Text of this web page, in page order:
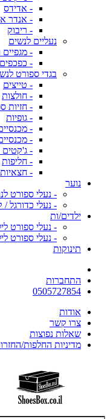
- אדידס
- אנדר
- ריבוק
נעליים לנשים
- מגפיים
-
בגדי ספורט
- טייצים
- חולצות
- חזיות
- גופיות
-
-
- ג'קטים
- חליפות
- חצאיות
נוער
- נעלי ספורט
- נעלי כדורגל /
ילדים/ות
- נעלי ספורט
- נעלי ספורט
תינוקות
התחברות
0505727854
אודות
צרו קשר
שאלות נפוצות
מדיניות החלפות/